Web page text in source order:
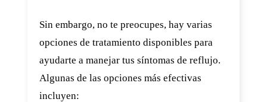
Sin embargo, no te preocupes, hay varias
opciones de tratamiento disponibles para
ayudarte a manejar tus síntomas de reflujo.
Algunas de las opciones más efectivas
incluyen: